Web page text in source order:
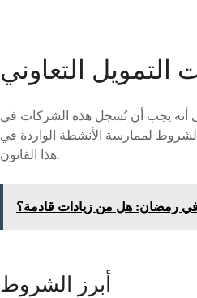
التمويل التعاوني
أنه يجب أن تُسجل هذه الشركات في
لممارسة الأنشطة الواردة في
هذا القانون.
رمضان: هل من زيادات قادمة؟
أبرز الشروط